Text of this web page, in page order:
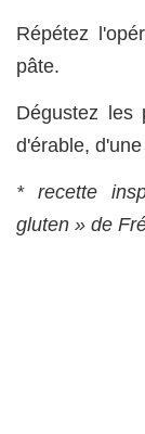
Répétez
pâte.
Dégustez les
d'érable,
* recette
gluten » de